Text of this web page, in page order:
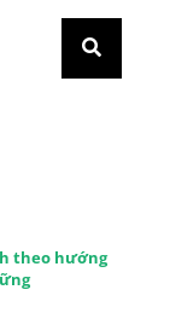
theo hướng